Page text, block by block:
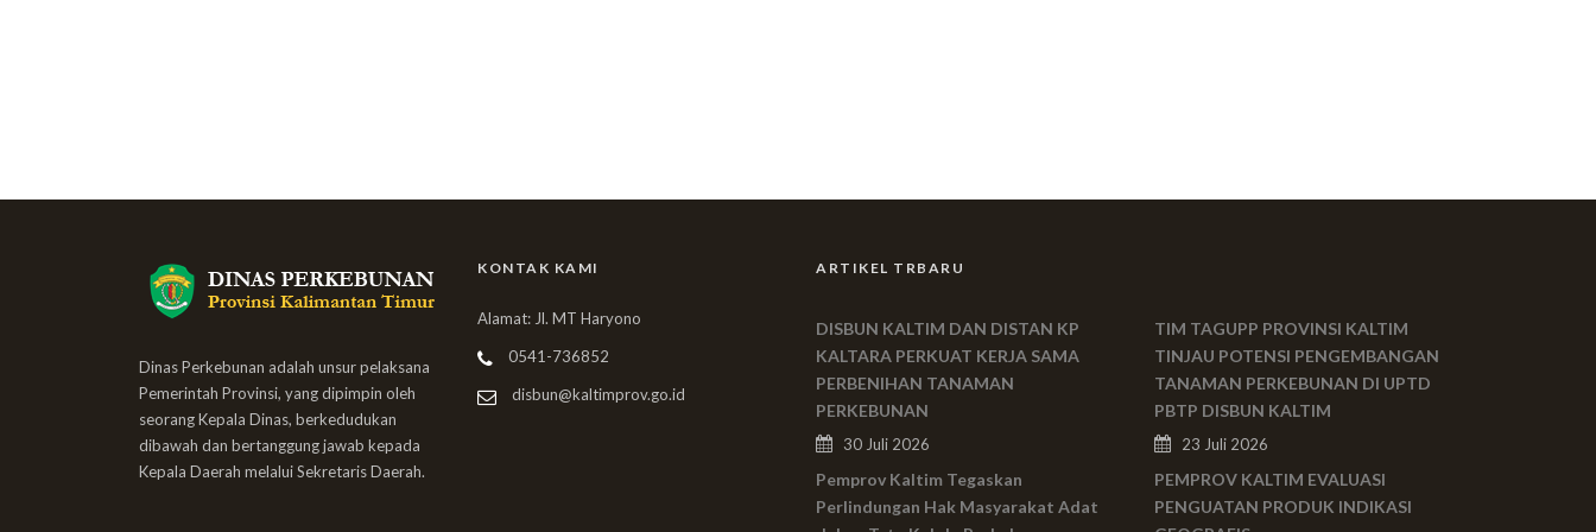
Dinas Perkebunan adalah unsur pelaksana
Pemerintah Provinsi, yang dipimpin oleh
seorang Kepala Dinas, berkedudukan
dibawah dan bertanggung jawab kepada
Kepala Daerah melalui Sekretaris Daerah.
KONTAK KAMI
Alamat: Jl. MT Haryono
0541-736852
disbun@kaltimprov.go.id
ARTIKEL TRBARU
DISBUN KALTIM DAN DISTAN KP
KALTARA PERKUAT KERJA SAMA
PERBENIHAN TANAMAN
PERKEBUNAN
30 Juli 2026
Pemprov Kaltim Tegaskan
Perlindungan Hak Masyarakat Adat
TIM TAGUPP PROVINSI KALTIM
TINJAU POTENSI PENGEMBANGAN
TANAMAN PERKEBUNAN DI UPTD
PBTP DISBUN KALTIM
23 Juli 2026
PEMPROV KALTIM EVALUASI
PENGUATAN PRODUK INDIKASI